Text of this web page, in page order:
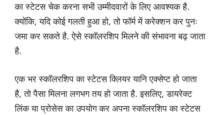
का स्टेटस चेक करना सभी उम्मीदवारों के लिए आवश्यक है.
क्योंकि, यदि कोई गलती हुआ हो, तो फॉर्म में करेक्शन कर पुनः
जमा कर सकते है. ऐसे स्कॉलरशिप मिलने की संभावना बढ़ जाता
है.
एक भर स्कॉलरशिप का स्टेटस क्लियर यानि एक्सेप्ट हो जाता
है, तो पैसा मिलना लगभग तय हो जाता है. इसलिए, डायरेक्ट
लिंक या प्रोसेस का उपयोग कर अपना स्कॉलरशिप का स्टेटस